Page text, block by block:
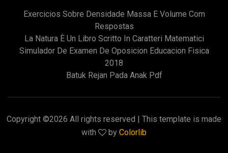
Exercicios Sobre Densidade Massa E Volume Com
Respostas
La Natura È Un Libro Scritto In Caratteri Matematici
Simulador De Examen De Oposicion Educacion Fisica
2018
Batuk Rejan Pada Anak Pdf
Copyright ©2026 All rights reserved | This template is made
with
by Colorlib